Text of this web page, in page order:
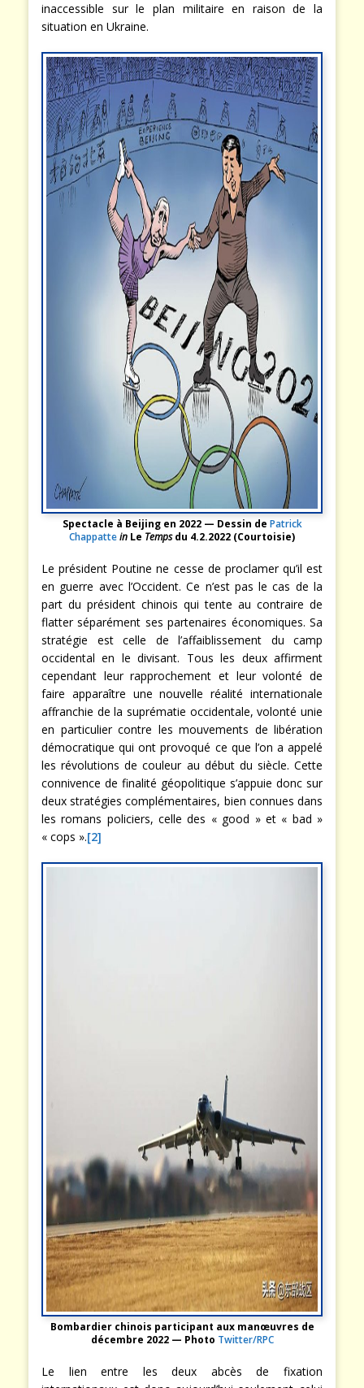
inaccessible sur le plan militaire en raison de la
situation en Ukraine.
Spectacle à Beijing en 2022 — Dessin de Patrick
Chappattein Le Tempsdu 4.2.2022 (Courtoisie)
Le président Poutine ne cesse de proclamer qu’il est
en guerre avec l’Occident. Ce n’est pas le cas de la
part du président chinois qui tente au contraire de
flatter séparément ses partenaires économiques. Sa
stratégie est celle de l’affaiblissement du camp
occidental en le divisant. Tous les deux affirment
cependant leur rapprochement et leur volonté de
faire apparaître une nouvelle réalité internationale
affranchie de la suprématie occidentale, volonté unie
en particulier contre les mouvements de libération
démocratique qui ont provoqué ce que l’on a appelé
les révolutions de couleur au début du siècle. Cette
connivence de finalité géopolitique s’appuie donc sur
deux stratégies complémentaires, bien connues dans
les romans policiers, celle des « good » et « bad »
« cops ».[2]
Bombardier chinois participant aux manœuvres de
décembre 2022 — Photo Twitter/RPC
Le lien entre les deux abcès de fixation